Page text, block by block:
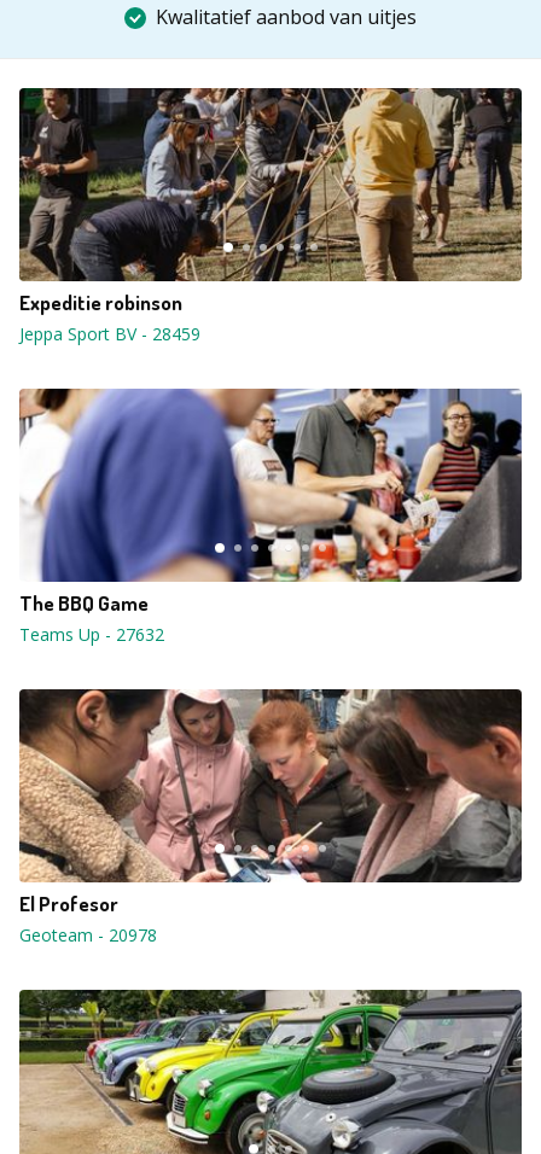
Kwalitatief aanbod van uitjes
Expeditie robinson
Jeppa Sport BV- 28459
The BBQ Game
Teams Up - 27632
El Profesor
Geoteam - 20978